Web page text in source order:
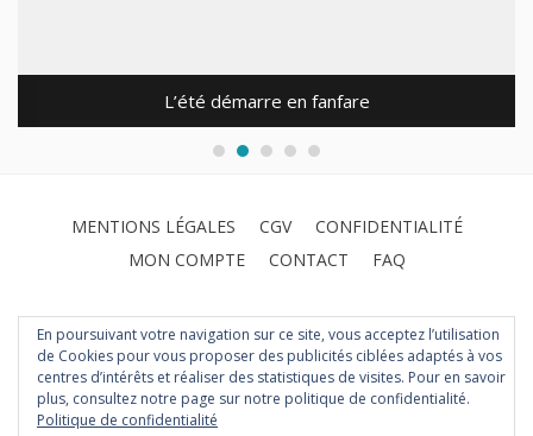
L’été démarre en fanfare
MENTIONS LÉGALES CGV
CONFIDENTIALITÉ
MON COMPTE
CONTACT FAQ
En poursuivant votre navigation sur ce site, vous acceptez l’utilisation
de Cookies pour vous proposer des publicités ciblées adaptés à vos
centres d’intérêts et réaliser des statistiques de visites. Pour en savoir
plus, consultez notre page sur notre politique de confidentialité.
Politique de confidentialité